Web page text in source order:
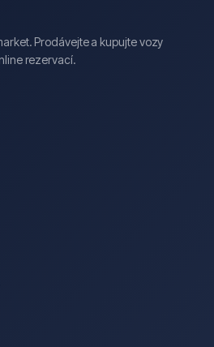
Prodávejte a kupujte vozy
rezervací.